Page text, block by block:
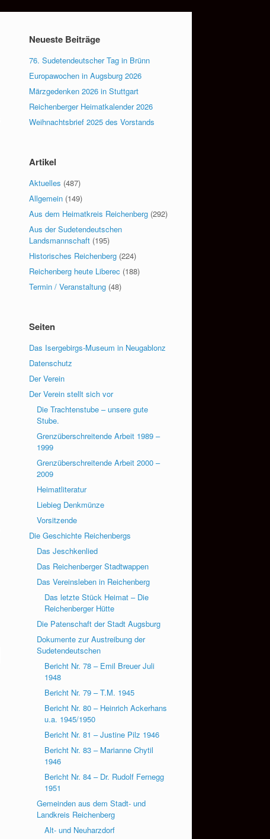
Neueste Beiträge
76. Sudetendeutscher Tag in Brünn
Europawochen in Augsburg 2026
Märzgedenken 2026 in Stuttgart
Reichenberger Heimatkalender 2026
Weihnachtsbrief 2025 des Vorstands
Artikel
Aktuelles (487)
Allgemein (149)
Aus dem Heimatkreis Reichenberg (292)
Aus der Sudetendeutschen
Landsmannschaft (195)
Historisches Reichenberg (224)
Reichenberg heute Liberec (188)
Termin / Veranstaltung (48)
Seiten
Das Isergebirgs-Museum in Neugablonz
Datenschutz
Der Verein
Der Verein stellt sich vor
Die Trachtenstube – unsere gute
Stube.
Grenzüberschreitende Arbeit 1989 –
1999
Grenzüberschreitende Arbeit 2000 –
2009
Heimatliteratur
Liebieg Denkmünze
Vorsitzende
Die Geschichte Reichenbergs
Das Jeschkenlied
Das Reichenberger Stadtwappen
Das Vereinsleben in Reichenberg
Das letzte Stück Heimat – Die
Reichenberger Hütte
Die Patenschaft der Stadt Augsburg
Dokumente zur Austreibung der
Sudetendeutschen
Bericht Nr. 78 – Emil Breuer Juli
1948
Bericht Nr. 79 – T.M. 1945
Bericht Nr. 80 – Heinrich Ackerhans
u.a. 1945/1950
Bericht Nr. 81 – Justine Pilz 1946
Bericht Nr. 83 – Marianne Chytil
1946
Bericht Nr. 84 – Dr. Rudolf Fernegg
1951
Gemeinden aus dem Stadt- und
Landkreis Reichenberg
Alt- und Neuharzdorf